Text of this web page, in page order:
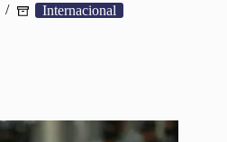
Internacional